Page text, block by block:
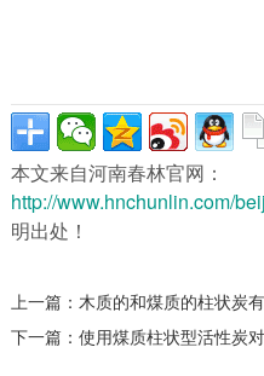
本文来自河南春林官网：
http://www.hnchunlin.com/
明出处！
上一篇： 木质的和煤质的柱状炭
下一篇： 使用煤质柱状型活性炭